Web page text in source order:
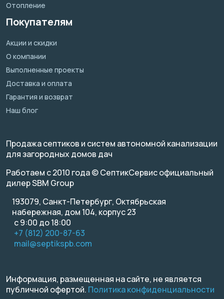
Отопление
Покупателям
Акции и скидки
О компании
Выполненные проекты
Доставка и оплата
Гарантия и возврат
Наш блог
Продажа септиков и систем автономной канализации
для загородных домов дач
Работаем с 2010 года © СептикСервис официальный
дилер SBM Group
193079, Санкт-Петербург, Октябрьская
набережная, дом 104, корпус 23
с 9:00 до 18:00
+7 (812) 200-87-63
mail@septikspb.com
Информация, размещенная на сайте, не является
публичной офертой. Политика конфиденциальности